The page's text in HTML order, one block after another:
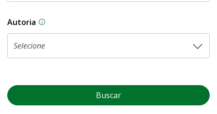
Autoria As proposições legislativas na CLDF podem
Buscar